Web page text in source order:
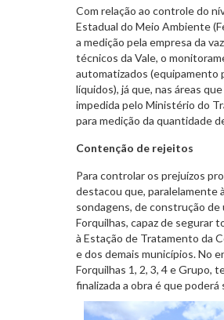
Com relação ao controle do
Estadual do Meio Ambiente
a medição pela empresa da
técnicos da Vale, o
automatizados (equipamento
líquidos), já que, nas áreas
impedida pelo Ministério do
para medição da quantidade
Contenção de rejeitos
Para controlar os prejuízos
destacou que, paralelamente
sondagens, de construção
Forquilhas, capaz de segurar
à Estação de Tratamento da
e dos demais municípios. No
Forquilhas 1, 2, 3, 4 e Grupo,
finalizada a obra é que